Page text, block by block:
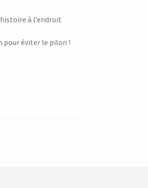
à l’endroit
pour éviter le pilon !